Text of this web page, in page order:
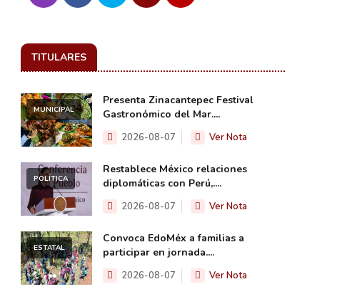
TITULARES
MUNICIPAL
Presenta Zinacantepec Festival
Gastronómico del Mar....
2026-08-07 Ver Nota
POLÍTICA
Restablece México relaciones
diplomáticas con Perú,....
2026-08-07 Ver Nota
ESTATAL
Convoca EdoMéx a familias a
participar en jornada....
2026-08-07 Ver Nota